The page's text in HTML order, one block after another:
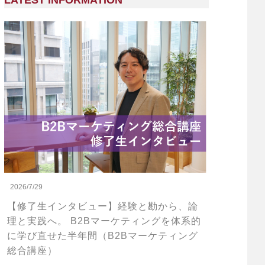
2026/7/29
【修了生インタビュー】経験と勘から、論
理と実践へ。 B2Bマーケティングを体系的
に学び直せた半年間（B2Bマーケティング
総合講座）